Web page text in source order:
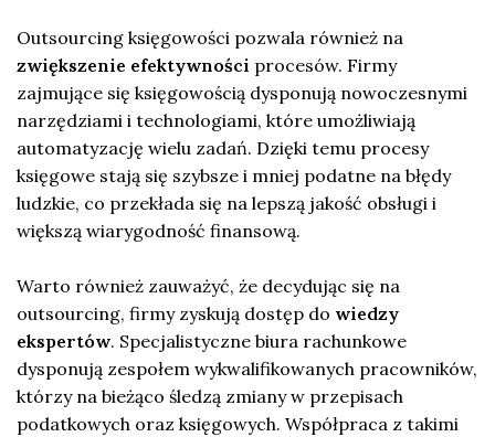
Outsourcing księgowości pozwala również na
zwiększenie efektywności procesów. Firmy
zajmujące się księgowością dysponują nowoczesnymi
narzędziami i technologiami, które umożliwiają
automatyzację wielu zadań. Dzięki temu procesy
księgowe stają się szybsze i mniej podatne na błędy
ludzkie, co przekłada się na lepszą jakość obsługi i
większą wiarygodność finansową.
Warto również zauważyć, że decydując się na
outsourcing, firmy zyskują dostęp do wiedzy
ekspertów. Specjalistyczne biura rachunkowe
dysponują zespołem wykwalifikowanych pracowników,
którzy na bieżąco śledzą zmiany w przepisach
podatkowych oraz księgowych. Współpraca z takimi